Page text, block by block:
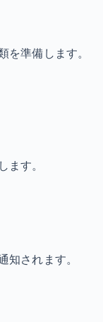
を準備します。
ます。
知されます。